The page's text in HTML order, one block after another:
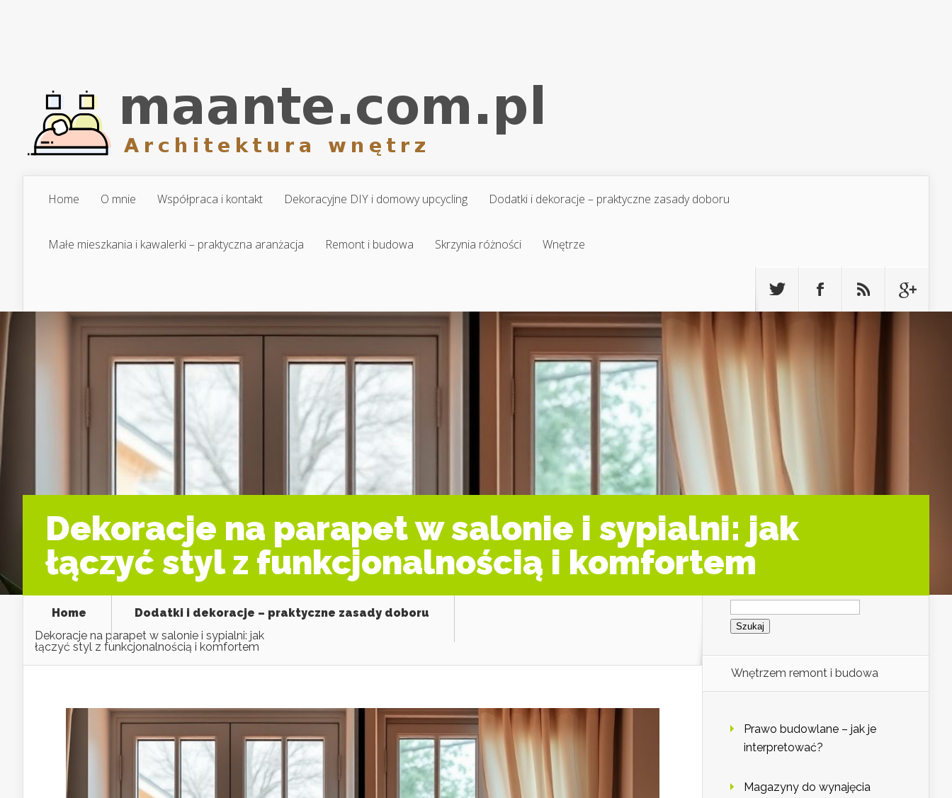
Home O mnie Współpraca i kontakt Dekoracyjne DIY i domowy upcycling Dodatki i dekoracje – praktyczne zasady doboru
Małe mieszkania i kawalerki – praktyczna aranżacja Remont i budowa Skrzynia różności Wnętrze
Dekoracje na parapet w salonie i sypialni: jak
łączyć styl z funkcjonalnością i komfortem
Home
Dodatki i dekoracje – praktyczne zasady doboru
Dekoracje na parapet w salonie i sypialni: jak
łączyć styl z funkcjonalnością i komfortem
Szukaj:
Wnętrzem remont i budowa
Prawo budowlane – jak je
interpretować?
Magazyny do wynajęcia